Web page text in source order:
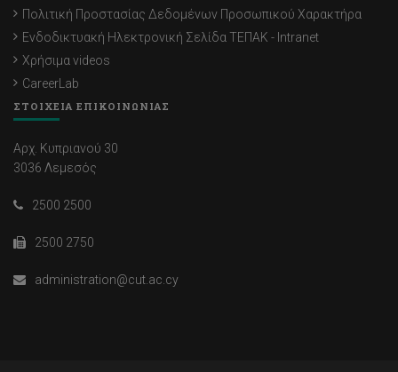
Πολιτική Προστασίας Δεδομένων Προσωπικού Χαρακτήρα
Ενδοδικτυακή Ηλεκτρονική Σελίδα ΤΕΠΑΚ - Intranet
Χρήσιμα videos
CareerLab
ΣΤΟΙΧΕΙΑ ΕΠΙΚΟΙΝΩΝΙΑΣ
Αρχ. Κυπριανού 30
3036 Λεμεσός
2500 2500
2500 2750
administration@cut.ac.cy